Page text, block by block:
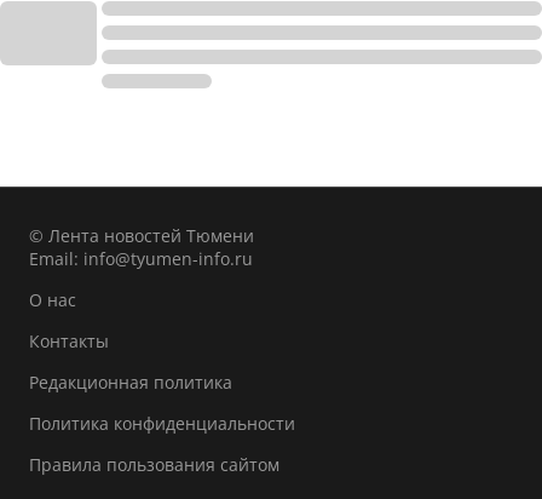
© Лента новостей Тюмени
Email: info@tyumen-info.ru
О нас
Контакты
Редакционная политика
Политика конфиденциальности
Правила пользования сайтом